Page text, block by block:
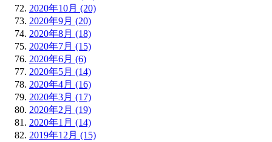
2020年10月 (20)
2020年9月 (20)
2020年8月 (18)
2020年7月 (15)
2020年6月 (6)
2020年5月 (14)
2020年4月 (16)
2020年3月 (17)
2020年2月 (19)
2020年1月 (14)
2019年12月 (15)